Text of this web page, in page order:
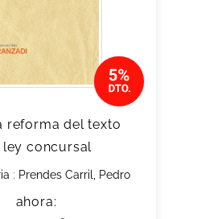
reforma del texto
concursal
; Prendes Carril, Pedro
ahora: